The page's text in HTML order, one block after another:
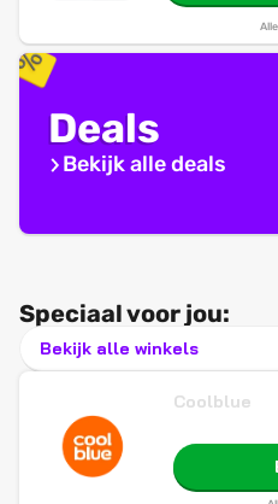
Deals
Bekijk alle deals
Speciaal voor jou:
Bekijk alle winkels
Coolblue